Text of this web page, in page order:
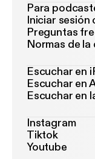
Para
Iniciar
Preguntas
Normas de la
Escuchar en
Escuchar en
Escuchar en
Instagram
Tiktok
Youtube